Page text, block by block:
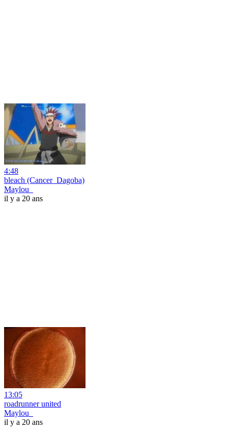
4:48
bleach (Cancer_Dagoba)
Maylou_
il y a 20 ans
13:05
roadrunner united
Maylou_
il y a 20 ans